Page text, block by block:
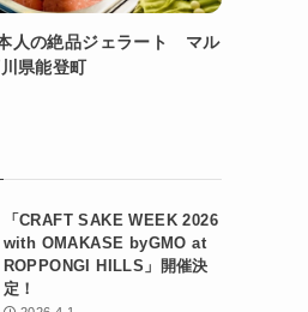
人の絶品ジェラート マル
県能登町
「CRAFT SAKE WEEK 2026
with OMAKASE byGMO at
ROPPONGI HILLS」開催決
定！